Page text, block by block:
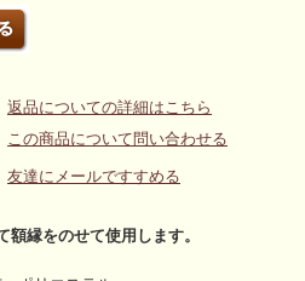
返品についての詳細はこちら
この商品について問い合わせる
友達にメールですすめる
縁をのせて使用します。